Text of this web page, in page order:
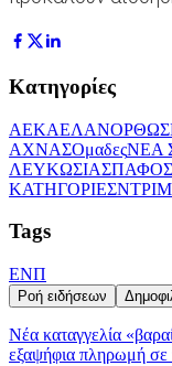
Κατηγορίες
ΑΕΚΑΕΛ
ΑΧΝΑΣΟμαδεςΝΕΑ
ΛΕΥΚΩΣΙΑΣΠΑΦΟΣ
ΚΑΤΗΓΟΡΙΕΣ
Tags
ΕΝΠ
Ροή ειδήσεων
Νέα καταγγελία
εξαψήφια πληρωμή σε